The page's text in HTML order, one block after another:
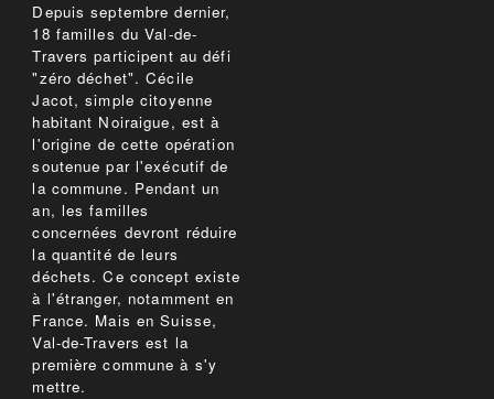
Depuis septembre dernier,
18 familles du Val-de-
Travers participent au défi
"zéro déchet". Cécile
Jacot, simple citoyenne
habitant Noiraigue, est à
l'origine de cette opération
soutenue par l'exécutif de
la commune. Pendant un
an, les familles
concernées devront réduire
la quantité de leurs
déchets. Ce concept existe
à l'étranger, notamment en
France. Mais en Suisse,
Val-de-Travers est la
première commune à s'y
mettre.